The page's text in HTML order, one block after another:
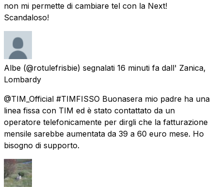
non mi permette di cambiare tel con la Next!
Scandaloso!
Albe (@rotulefrisbie) segnalati 16 minuti fa dall' Zanica,
Lombardy
@TIM_Official #TIMFISSO Buonasera mio padre ha una
linea fissa con TIM ed è stato contattato da un
operatore telefonicamente per dirgli che la fatturazione
mensile sarebbe aumentata da 39 a 60 euro mese. Ho
bisogno di supporto.